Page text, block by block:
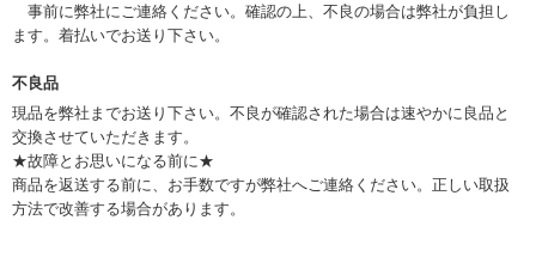
事前に弊社にご連絡ください。確認の上、不良の場合は弊社が負担し
ます。着払いでお送り下さい。
不良品
現品を弊社までお送り下さい。不良が確認された場合は速やかに良品と
交換させていただきます。
★故障とお思いになる前に★
商品を返送する前に、お手数ですが弊社へご連絡ください。正しい取扱
方法で改善する場合があります。